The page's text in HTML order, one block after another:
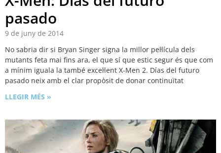
pasado
9 de juny de 2014
No sabria dir si Bryan Singer signa la millor pel·lícula dels
mutants feta mai fins ara, el que sí que estic segur és que com
a mínim iguala la també excel·lent X-Men 2. Días del futuro
pasado neix amb el clar propòsit de donar continuïtat
LLEGIR MÉS »